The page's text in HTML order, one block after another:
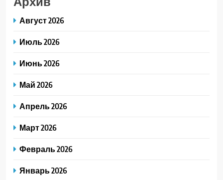
Август 2026
Июль 2026
Июнь 2026
Май 2026
Апрель 2026
Март 2026
Февраль 2026
Январь 2026